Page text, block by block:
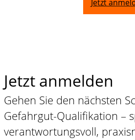
Jetzt
Jetzt anmelden
Gehen Sie den nächsten
Gefahrgut-Qualifikation –
verantwortungsvoll,